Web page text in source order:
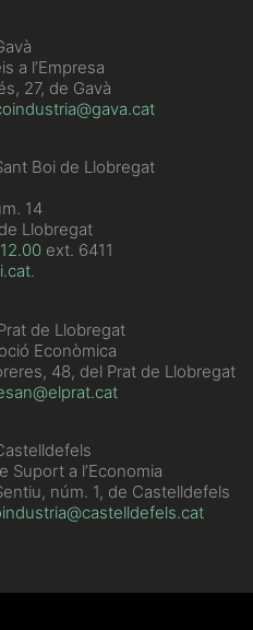
a l’Empresa
27, de Gavà
Boi de Llobregat
14
Llobregat
ext. 6411
.
de Llobregat
Econòmica
48, del Prat de Llobregat
Suport a l’Economia
núm. 1, de Castelldefels